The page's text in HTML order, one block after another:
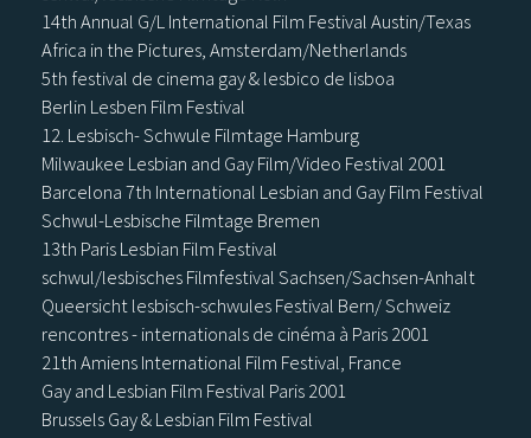
14th Annual G/L International Film Festival Austin/Texas
Africa in the Pictures, Amsterdam/Netherlands
5th festival de cinema gay & lesbico de lisboa
Berlin Lesben Film Festival
12. Lesbisch- Schwule Filmtage Hamburg
Milwaukee Lesbian and Gay Film/Video Festival 2001
Barcelona 7th International Lesbian and Gay Film Festival
Schwul-Lesbische Filmtage Bremen
13th Paris Lesbian Film Festival
schwul/lesbisches Filmfestival Sachsen/Sachsen-Anhalt
Queersicht lesbisch-schwules Festival Bern/ Schweiz
rencontres - internationals de cinéma à Paris 2001
21th Amiens International Film Festival, France
Gay and Lesbian Film Festival Paris 2001
Brussels Gay & Lesbian Film Festival